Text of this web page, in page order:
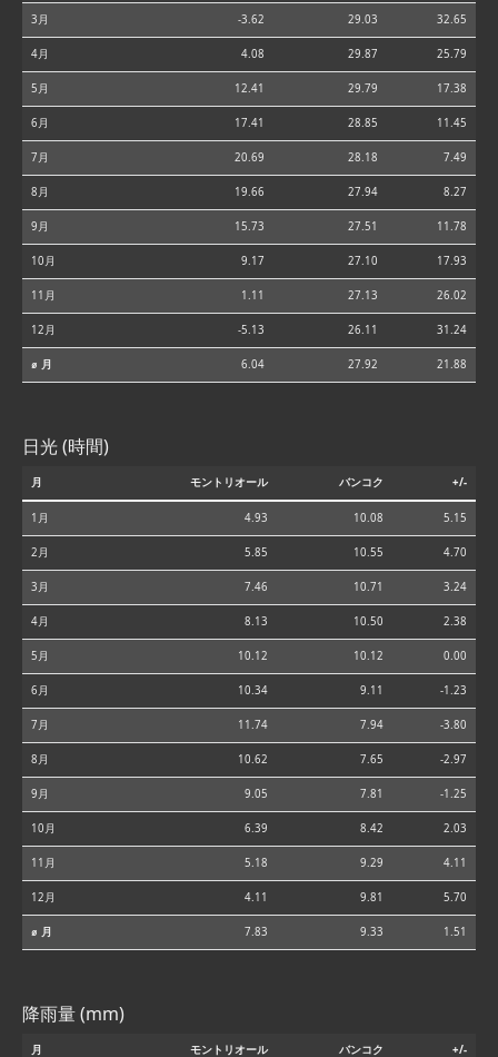
3月 -3.62 29.03 32.65
4月 4.08 29.87 25.79
5月 12.41 29.79 17.38
6月 17.41 28.85 11.45
7月 20.69 28.18 7.49
8月 19.66 27.94 8.27
9月 15.73 27.51 11.78
10月 9.17 27.10 17.93
11月 1.11 27.13 26.02
12月 -5.13 26.11 31.24
⌀ 月 6.04 27.92 21.88
日光 (時間)
月 モントリオール バンコク +/-
1月 4.93 10.08 5.15
2月 5.85 10.55 4.70
3月 7.46 10.71 3.24
4月 8.13 10.50 2.38
5月 10.12 10.12 0.00
6月 10.34 9.11 -1.23
7月 11.74 7.94 -3.80
8月 10.62 7.65 -2.97
9月 9.05 7.81 -1.25
10月 6.39 8.42 2.03
11月 5.18 9.29 4.11
12月 4.11 9.81 5.70
⌀ 月 7.83 9.33 1.51
降雨量 (mm)
月 モントリオール バンコク +/-